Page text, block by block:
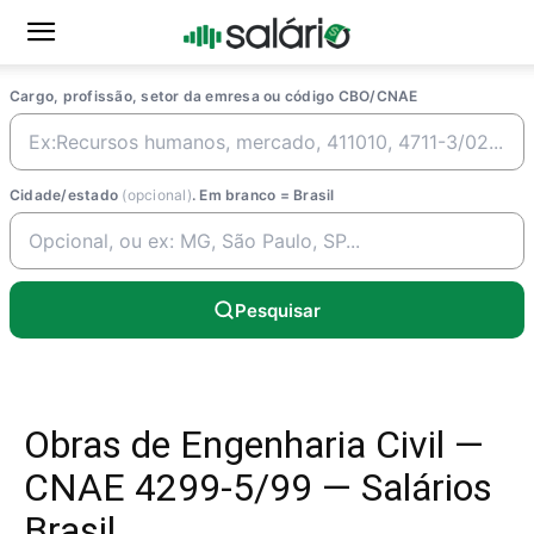
Cargo, profissão, setor da emresa ou código CBO/CNAE
Cidade/estado (opcional). Em branco = Brasil
Pesquisar
Obras de Engenharia Civil —
CNAE 4299-5/99 — Salários